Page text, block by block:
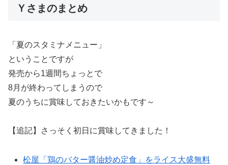
Ｙさまのまとめ
「夏のスタミナメニュー」
ということですが
発売から1週間ちょっとで
8月が終わってしまうので
夏のうちに賞味しておきたいかもです～
【追記】さっそく初日に賞味してきました！
松屋「鶏のバター醤油炒め定食」をライス大盛無料